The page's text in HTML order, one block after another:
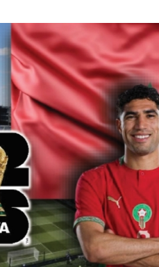
khấu - Điện ảnh
học
Giải trí
Nghệ sĩ
Thời trang
Sao Việt